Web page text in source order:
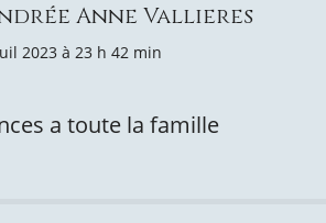
Anne Vallieres
2023 à 23 h 42 min
a toute la famille